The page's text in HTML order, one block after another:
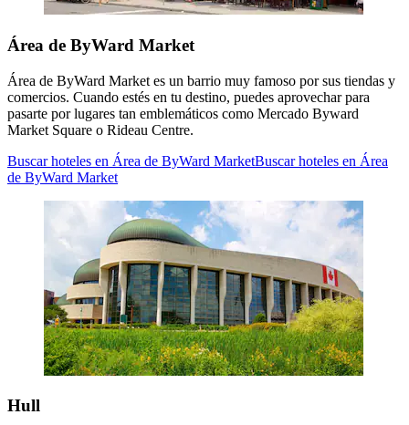
Área de ByWard Market
Área de ByWard Market es un barrio muy famoso por sus tiendas y
comercios. Cuando estés en tu destino, puedes aprovechar para
pasarte por lugares tan emblemáticos como Mercado Byward
Market Square o Rideau Centre.
Buscar hoteles en Área de ByWard MarketBuscar hoteles en Área
de ByWard Market
Hull